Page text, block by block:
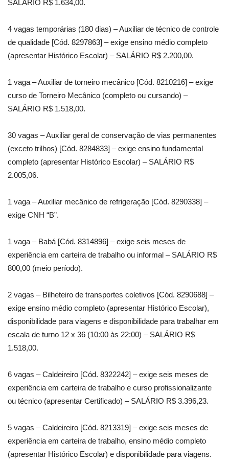
SALÁRIO R$ 1.634,00.
4 vagas temporárias (180 dias) – Auxiliar de técnico de controle
de qualidade [Cód. 8297863] – exige ensino médio completo
(apresentar Histórico Escolar) – SALÁRIO R$ 2.200,00.
1 vaga – Auxiliar de torneiro mecânico [Cód. 8210216] – exige
curso de Torneiro Mecânico (completo ou cursando) –
SALÁRIO R$ 1.518,00.
30 vagas – Auxiliar geral de conservação de vias permanentes
(exceto trilhos) [Cód. 8284833] – exige ensino fundamental
completo (apresentar Histórico Escolar) – SALÁRIO R$
2.005,06.
1 vaga – Auxiliar mecânico de refrigeração [Cód. 8290338] –
exige CNH “B”.
1 vaga – Babá [Cód. 8314896] – exige seis meses de
experiência em carteira de trabalho ou informal – SALÁRIO R$
800,00 (meio período).
2 vagas – Bilheteiro de transportes coletivos [Cód. 8290688] –
exige ensino médio completo (apresentar Histórico Escolar),
disponibilidade para viagens e disponibilidade para trabalhar em
escala de turno 12 x 36 (10:00 às 22:00) – SALÁRIO R$
1.518,00.
6 vagas – Caldeireiro [Cód. 8322242] – exige seis meses de
experiência em carteira de trabalho e curso profissionalizante
ou técnico (apresentar Certificado) – SALÁRIO R$ 3.396,23.
5 vagas – Caldeireiro [Cód. 8213319] – exige seis meses de
experiência em carteira de trabalho, ensino médio completo
(apresentar Histórico Escolar) e disponibilidade para viagens.